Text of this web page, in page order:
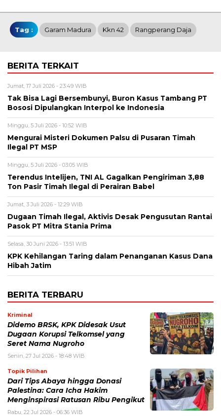
Tag : Garam Madura Kkn 42 Rangperang Daja
BERITA TERKAIT
Jumat, 17 Juli 2026 - 23:49 WIB
Tak Bisa Lagi Bersembunyi, Buron Kasus Tambang PT
Bososi Dipulangkan Interpol ke Indonesia
Minggu, 5 Juli 2026 - 10:52 WIB
Mengurai Misteri Dokumen Palsu di Pusaran Timah
Ilegal PT MSP
Minggu, 5 Juli 2026 - 03:05 WIB
Terendus Intelijen, TNI AL Gagalkan Pengiriman 3,88
Ton Pasir Timah Ilegal di Perairan Babel
Jumat, 3 Juli 2026 - 12:29 WIB
Dugaan Timah Ilegal, Aktivis Desak Pengusutan Rantai
Pasok PT Mitra Stania Prima
Selasa, 30 Juni 2026 - 13:51 WIB
KPK Kehilangan Taring dalam Penanganan Kasus Dana
Hibah Jatim
BERITA TERBARU
Kriminal
Didemo BRSK, KPK Didesak Usut
Dugaan Korupsi Telkomsel yang
Seret Nama Nugroho
Senin, 27 Jul 2026 - 18:48 WIB
Topik Pilihan
Dari Tips Abaya hingga Donasi
Palestina: Cara Icha Hakim
Menginspirasi Ratusan Ribu Pengikut
Rabu, 22 Jul 2026 - 06:36 WIB